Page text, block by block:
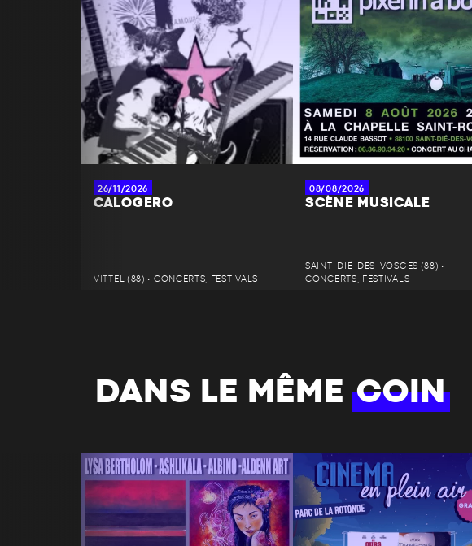
26/11/2026
CALOGERO
VITTEL (88) • CONCERTS, FESTIVALS
08/08/2026
SCÈNE MUSICALE
SAINT-DIÉ-DES-VOSGES (88) •
CONCERTS, FESTIVALS
DANS LE MÊMECOIN